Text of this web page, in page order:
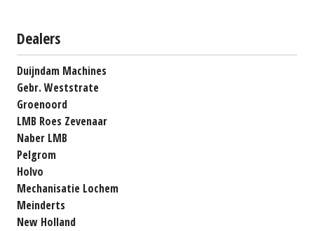
Dealers
Duijndam Machines
Gebr. Weststrate
Groenoord
LMB Roes Zevenaar
Naber LMB
Pelgrom
Holvo
Mechanisatie Lochem
Meinderts
New Holland